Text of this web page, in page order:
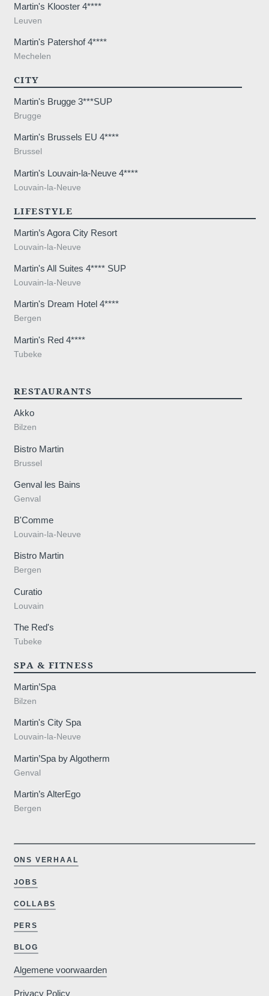
Martin's Klooster 4****
Leuven
Martin's Patershof 4****
Mechelen
CITY
Martin's Brugge 3***SUP
Brugge
Martin's Brussels EU 4****
Brussel
Martin's Louvain-la-Neuve 4****
Louvain-la-Neuve
LIFESTYLE
Martin’s Agora City Resort
Louvain-la-Neuve
Martin's All Suites 4**** SUP
Louvain-la-Neuve
Martin's Dream Hotel 4****
Bergen
Martin's Red 4****
Tubeke
RESTAURANTS
Akko
Bilzen
Bistro Martin
Brussel
Genval les Bains
Genval
B'Comme
Louvain-la-Neuve
Bistro Martin
Bergen
Curatio
Louvain
The Red's
Tubeke
SPA & FITNESS
Martin’Spa
Bilzen
Martin's City Spa
Louvain-la-Neuve
Martin’Spa by Algotherm
Genval
Martin’s AlterEgo
Bergen
ONS VERHAAL
JOBS
COLLABS
PERS
BLOG
Algemene voorwaarden
Privacy Policy
Evenementen